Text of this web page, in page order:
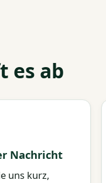
es ab
Nachricht
uns kurz,